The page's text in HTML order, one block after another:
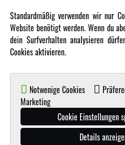
Amewi Construction - Nutzfahrzeuge
Malinos - Die kreative Seite von
Werden Sie Amewi Händler
Standardmäßig verwenden wir nur
Website benötigt werden. Wenn du
dein Surfverhalten analysieren
Cookies aktivieren.
Notwenige Cookies
Marketing
Cookie Einstellungen
Details